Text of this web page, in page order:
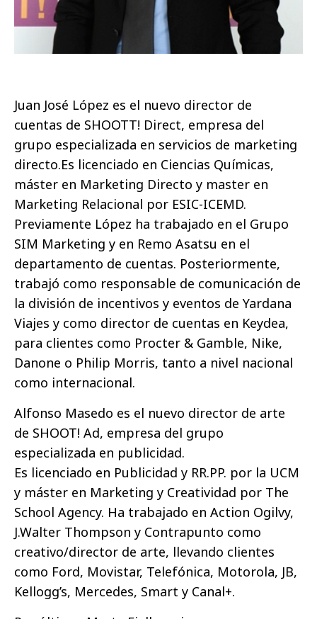
Juan José López es el nuevo director de
cuentas de SHOOTT! Direct, empresa del
grupo especializada en servicios de marketing
directo.Es licenciado en Ciencias Químicas,
máster en Marketing Directo y master en
Marketing Relacional por ESIC-ICEMD.
Previamente López ha trabajado en el Grupo
SIM Marketing y en Remo Asatsu en el
departamento de cuentas. Posteriormente,
trabajó como responsable de comunicación de
la división de incentivos y eventos de Yardana
Viajes y como director de cuentas en Keydea,
para clientes como Procter & Gamble, Nike,
Danone o Philip Morris, tanto a nivel nacional
como internacional.
Alfonso Masedo es el nuevo director de arte
de SHOOT! Ad, empresa del grupo
especializada en publicidad.
Es licenciado en Publicidad y RR.PP. por la UCM
y máster en Marketing y Creatividad por The
School Agency. Ha trabajado en Action Ogilvy,
J.Walter Thompson y Contrapunto como
creativo/director de arte, llevando clientes
como Ford, Movistar, Telefónica, Motorola, JB,
Kellogg’s, Mercedes, Smart y Canal+.